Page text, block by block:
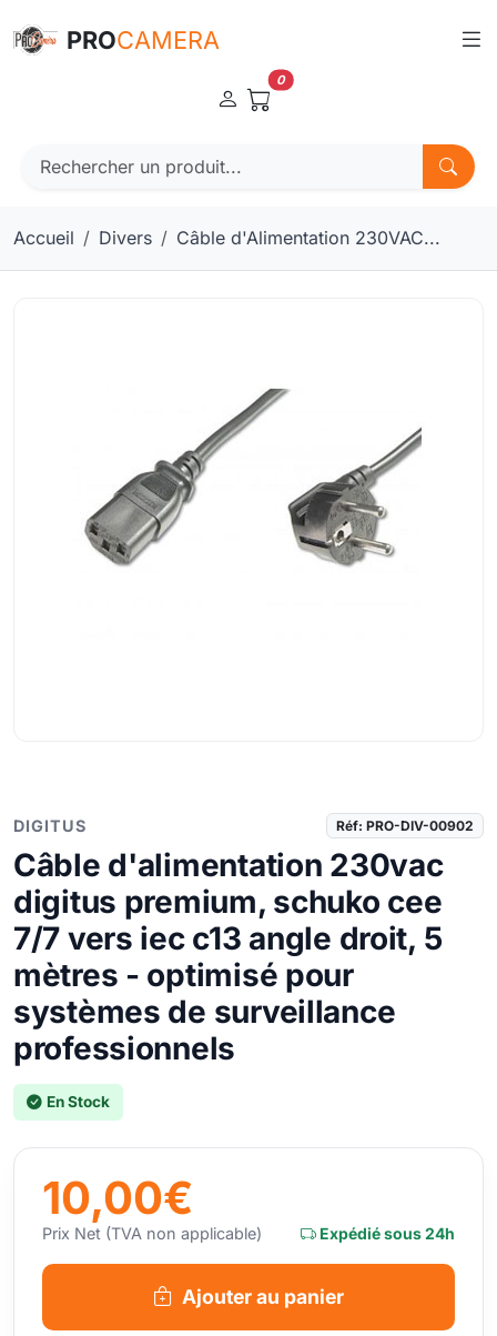
PROCAMERA
0
Accueil Divers Câble d'Alimentation 230VAC...
DIGITUS Réf: PRO-DIV-00902
Câble d'alimentation 230vac
digitus premium, schuko cee
7/7 vers iec c13 angle droit, 5
mètres - optimisé pour
systèmes de surveillance
professionnels
En Stock
10,00€
Prix Net (TVA non applicable) Expédié sous 24h
Ajouter au panier